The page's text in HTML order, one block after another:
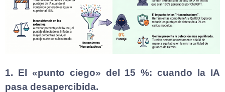
1. El «punto ciego» del 15 %: cuando la IA
pasa desapercibida.